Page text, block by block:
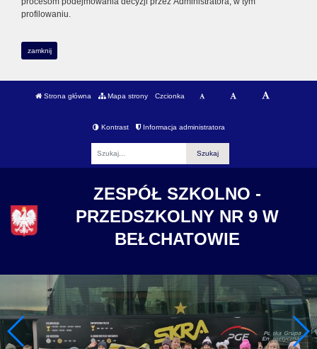
profilowaniu.
zamknij
Strona główna Mapa strony Czcionka
Kontrast Informacja administratora
ZESPÓŁ SZKOLNO -
PRZEDSZKOLNY NR 9 W
BEŁCHATOWIE